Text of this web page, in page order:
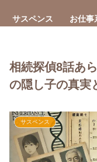
サスペンス お仕事
相続探偵8話あ
の隠し子の真実
サスペンス